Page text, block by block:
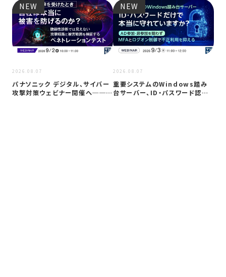
NEW
2026.08.07
パナソニック デジタル、サイバー
攻撃対策ウェビナー開催へ──自
NEW
2026.08.07
重要システムのWindows踏み
台サーバー、ID・パスワード認証